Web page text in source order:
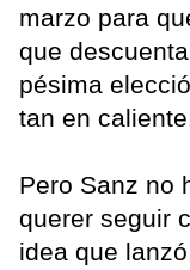
marzo para
que
pésima
tan en
Pero Sanz no
querer seguir
idea que